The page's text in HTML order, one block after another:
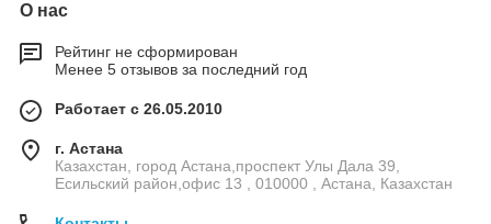
О нас
Рейтинг не сформирован
Менее 5 отзывов за последний год
Работает с 26.05.2010
г. Астана
Казахстан, город Астана,проспект Улы Дала 39,
Есильский район,офис 13 , 010000 , Астана, Казахстан